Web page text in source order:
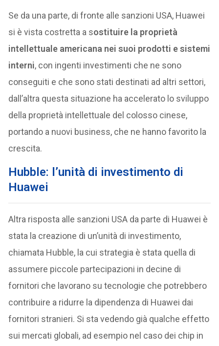
Se da una parte, di fronte alle sanzioni USA, Huawei
si è vista costretta a sostituire la proprietà
intellettuale americana nei suoi prodotti e sistemi
interni, con ingenti investimenti che ne sono
conseguiti e che sono stati destinati ad altri settori,
dall’altra questa situazione ha accelerato lo sviluppo
della proprietà intellettuale del colosso cinese,
portando a nuovi business, che ne hanno favorito la
crescita.
Hubble: l’unità di investimento di
Huawei
Altra risposta alle sanzioni USA da parte di Huawei è
stata la creazione di un’unità di investimento,
chiamata Hubble, la cui strategia è stata quella di
assumere piccole partecipazioni in decine di
fornitori che lavorano su tecnologie che potrebbero
contribuire a ridurre la dipendenza di Huawei dai
fornitori stranieri. Si sta vedendo già qualche effetto
sui mercati globali, ad esempio nel caso dei chip in